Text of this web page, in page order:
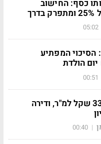
כסף: החישוב
05:02
הסיכוי המפתיע
הולדת
00:51
רמת יוסף: 33,700 שקל למ"ר, ודירה
|
00:40